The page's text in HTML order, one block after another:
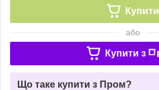
Купити
або
Купити з
Що таке купити з Пром?